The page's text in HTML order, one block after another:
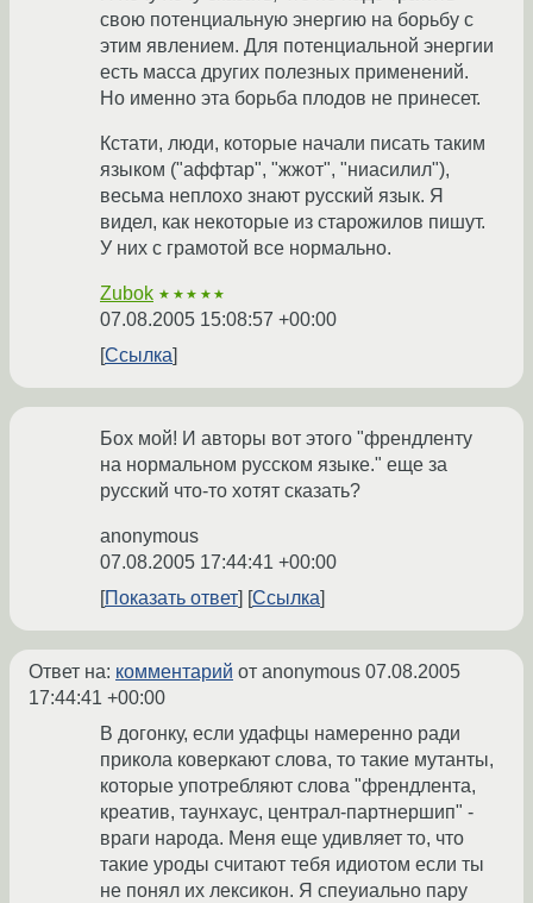
свою потенциальную энергию на борьбу с
этим явлением. Для потенциальной энергии
есть масса других полезных применений.
Но именно эта борьба плодов не принесет.
Кстати, люди, которые начали писать таким
языком ("аффтар", "жжот", "ниасилил"),
весьма неплохо знают русский язык. Я
видел, как некоторые из старожилов пишут.
У них с грамотой все нормально.
Zubok ★★★★★
07.08.2005 15:08:57 +00:00
Ссылка
Бох мой! И авторы вот этого "френдленту
на нормальном русском языке." еще за
русский что-то хотят сказать?
anonymous
07.08.2005 17:44:41 +00:00
Показать ответ
Ссылка
Ответ на: комментарий от anonymous 07.08.2005
17:44:41 +00:00
В догонку, если удафцы намеренно ради
прикола коверкают слова, то такие мутанты,
которые употребляют слова "френдлента,
креатив, таунхаус, централ-партнершип" -
враги народа. Меня еще удивляет то, что
такие уроды считают тебя идиотом если ты
не понял их лексикон. Я спеуиально пару